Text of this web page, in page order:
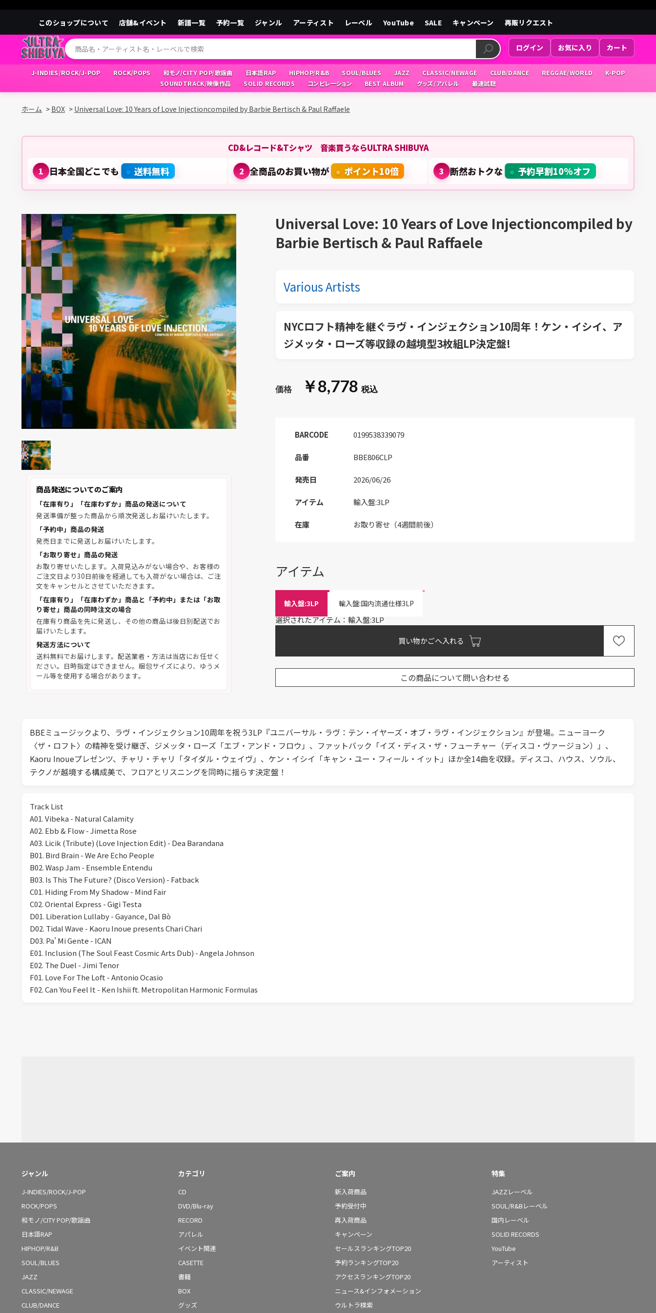
このショップについて 店舗&イベント 新譜一覧 予約一覧 ジャンル アーティスト レーベル YouTube SALE キャンペーン 再販リクエスト
ログイン お気に入り カート
J-INDIES/ROCK/J-POP ROCK/POPS 和モノ/CITY POP/歌謡曲 日本語RAP HIPHOP/R&B SOUL/BLUES JAZZ CLASSIC/NEWAGE CLUB/DANCE REGGAE/WORLD
K-POP
SOUNDTRACK/映像作品
SOLID RECORDS コンピレーション BEST ALBUM グッズ/アパレル 最速試聴
ホーム > BOX > Universal Love: 10 Years of Love Injectioncompiled by Barbie Bertisch & Paul Raffaele
CD&レコード&Tシャツ 音楽買うならULTRA SHIBUYA
1 日本全国どこでも 送料無料 2 全商品のお買い物が ポイント10倍 3 断然おトクな 予約早割10%オフ
商品発送についてのご案内
「在庫有り」「在庫わずか」商品の発送について
発送準備が整った商品から順次発送しお届けいたします。
「予約中」商品の発送
発売日までに発送しお届けいたします。
「お取り寄せ」商品の発送
お取り寄せいたします。入荷見込みがない場合や、お客様の
ご注文日より30日前後を経過しても入荷がない場合は、ご注
文をキャンセルとさせていただきます。
「在庫有り」「在庫わずか」商品と「予約中」または「お取
り寄せ」商品の同時注文の場合
在庫有り商品を先に発送し、その他の商品は後日別配送でお
届けいたします。
発送方法について
送料無料でお届けします。配送業者・方法は当店にお任せく
ださい。日時指定はできません。梱包サイズにより、ゆうメ
ール等を使用する場合があります。
Universal Love: 10 Years of Love Injectioncompiled by
Barbie Bertisch & Paul Raffaele
Various Artists
NYCロフト精神を継ぐラヴ・インジェクション10周年！ケン・イシイ、ア
ジメッタ・ローズ等収録の越境型3枚組LP決定盤!
￥8,778
BARCODE 0199538339079
品番 BBE806CLP
発売日 2026/06/26
アイテム 輸入盤:3LP
在庫 お取り寄せ（4週間前後）
アイテム
輸入盤:3LP 輸入盤:国内流通仕様3LP
選択されたアイテム：輸入盤:3LP
買い物かごへ入れる
この商品について問い合わせる
BBEミュージックより、ラヴ・インジェクション10周年を祝う3LP『ユニバーサル・ラヴ：テン・イヤーズ・オブ・ラヴ・インジェクション』が登場。ニューヨーク
〈ザ・ロフト〉の精神を受け継ぎ、ジメッタ・ローズ「エブ・アンド・フロウ」、ファットバック「イズ・ディス・ザ・フューチャー（ディスコ・ヴァージョン）」、
Kaoru Inoueプレゼンツ、チャリ・チャリ「タイダル・ウェイヴ」、ケン・イシイ「キャン・ユー・フィール・イット」ほか全14曲を収録。ディスコ、ハウス、ソウル、
テクノが越境する構成美で、フロアとリスニングを同時に揺らす決定盤！
Track List
A01. Vibeka - Natural Calamity
A02. Ebb & Flow - Jimetta Rose
A03. Licik (Tribute) (Love Injection Edit) - Dea Barandana
B01. Bird Brain - We Are Echo People
B02. Wasp Jam - Ensemble Entendu
B03. Is This The Future? (Disco Version) - Fatback
C01. Hiding From My Shadow - Mind Fair
C02. Oriental Express - Gigi Testa
D01. Liberation Lullaby - Gayance, Dal Bò
D02. Tidal Wave - Kaoru Inoue presents Chari Chari
D03. Pa' Mi Gente - ICAN
E01. Inclusion (The Soul Feast Cosmic Arts Dub) - Angela Johnson
E02. The Duel - Jimi Tenor
F01. Love For The Loft - Antonio Ocasio
F02. Can You Feel It - Ken Ishii ft. Metropolitan Harmonic Formulas
ジャンル
J-INDIES/ROCK/J-POP
ROCK/POPS
和モノ/CITY POP/歌謡曲
日本語RAP
HIPHOP/R&B
SOUL/BLUES
JAZZ
CLASSIC/NEWAGE
CLUB/DANCE
カテゴリ
CD
DVD/Blu-ray
RECORD
アパレル
イベント関連
CASETTE
書籍
BOX
グッズ
ご案内
新入荷商品
予約受付中
再入荷商品
キャンペーン
セールスランキングTOP20
予約ランキングTOP20
アクセスランキングTOP20
ニュース&インフォメーション
ウルトラ検索
特集
JAZZレーベル
SOUL/R&Bレーベル
国内レーベル
SOLID RECORDS
YouTube
アーティスト